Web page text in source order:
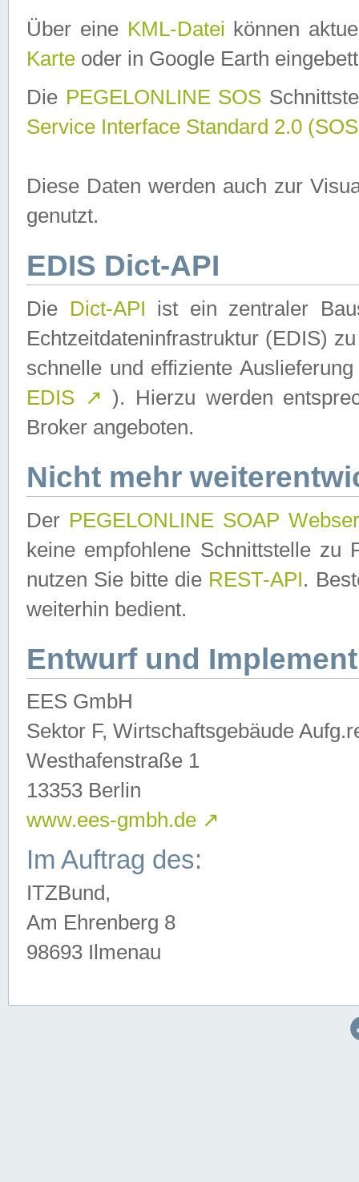
Über eine KML-Datei können
Karte oder in Google Earth
Die PEGELONLINE SOS
Service Interface Standard 2.0
Diese Daten werden auch zur
genutzt.
EDIS Dict-API
Die Dict-API ist ein zentraler
Echtzeitdateninfrastruktur (EDIS)
schnelle und effiziente
EDIS ↗ ). Hierzu werden
Broker angeboten.
Nicht mehr
Der PEGELONLINE SOAP
keine empfohlene Schnittstelle zu
nutzen Sie bitte die REST-API.
weiterhin bedient.
Entwurf und
EES GmbH
Sektor F, Wirtschaftsgebäude
Westhafenstraße 1
13353 Berlin
www.ees-gmbh.de ↗
Im Auftrag des:
ITZBund,
Am Ehrenberg 8
98693 Ilmenau